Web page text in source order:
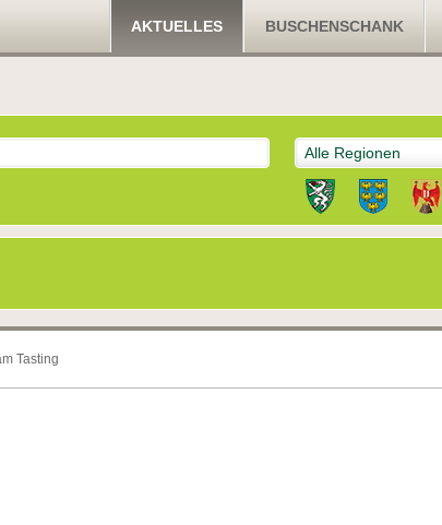
AKTUELLES BUSCHENSCHANK
Alle Regionen
Tasting